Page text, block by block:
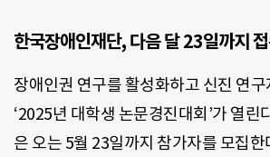
한국장애인재단, 다음 달 23일까지
장애인권 연구를 활성화하고 신진 연
‘2025년 대학생 논문경진대회’가 열린
은 오는 5월 23일까지 참가자를 모집